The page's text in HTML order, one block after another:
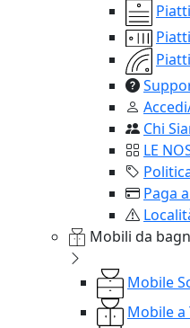
Chi
LE
Paga
Mobili da
Mobile
Mobile a